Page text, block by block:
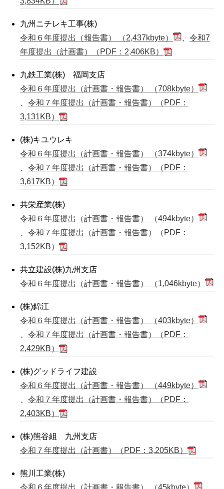
九州ニチレキ工事(株)
令和６年度提出（報告書） （2,437kbyte）
令和7
年度提出（計画書）（PDF：2,406KB）
九鉄工業(株) 福岡支店
令和６年度提出（計画書・報告書） （708kbyte）
令和７年度提出（計画書・報告書）（PDF：
3,131KB）
(株)キユウレキ
令和６年度提出（計画書・報告書） （374kbyte）
令和７年度提出（計画書・報告書）（PDF：
3,617KB）
共栄産業(株)
令和６年度提出（計画書・報告書） （494kbyte）
令和７年度提出（計画書・報告書）（PDF：
3,152KB）
共立建設(株)九州支店
令和６年度提出（計画書・報告書） （1,046kbyte）
(株)錦江
令和６年度提出（計画書・報告書） （403kbyte）
令和７年度提出（計画書・報告書）（PDF：
2,429KB）
(株)グッドライフ建設
令和６年度提出（計画書・報告書） （449kbyte）
令和７年度提出（計画書・報告書）（PDF：
2,403KB）
(株)熊谷組 九州支店
令和７年度提出（計画書）（PDF：3,205KB）
熊川工業(株)